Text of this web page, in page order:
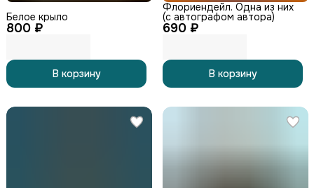
800 ₽
Белое крыло
В корзину
690 ₽
Флориендейл. Одна из них
(с автографом автора)
В корзину